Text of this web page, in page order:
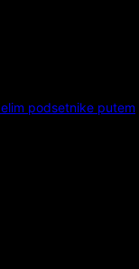
podsetnike putem